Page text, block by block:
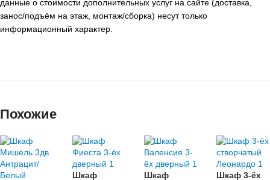
данные о стоимости дополнительных услуг на сайте (доставка,
занос/подъём на этаж, монтаж/сборка) несут только
информационный характер.
Похожие
Шкаф
Шкаф
Шкаф 3-ёх